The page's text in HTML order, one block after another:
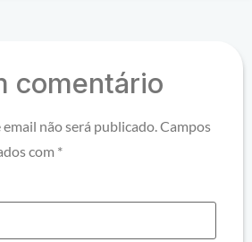
comentário
não será publicado. Campos
com *